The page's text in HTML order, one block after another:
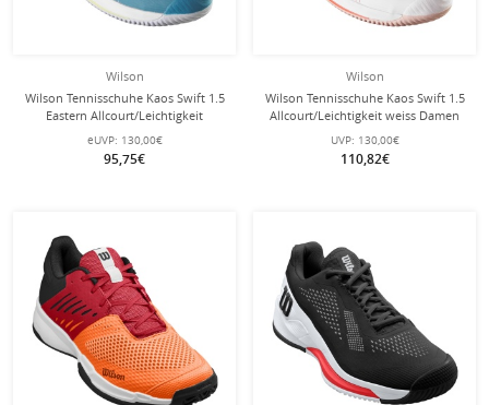
Wilson
Wilson Tennisschuhe Kaos Swift 1.5
Eastern Allcourt/Leichtigkeit
blaugrün Damen
eUVP: 130,00€
95,75€
Wilson
Wilson Tennisschuhe Kaos Swift 1.5
Allcourt/Leichtigkeit weiss Damen
UVP: 130,00€
110,82€